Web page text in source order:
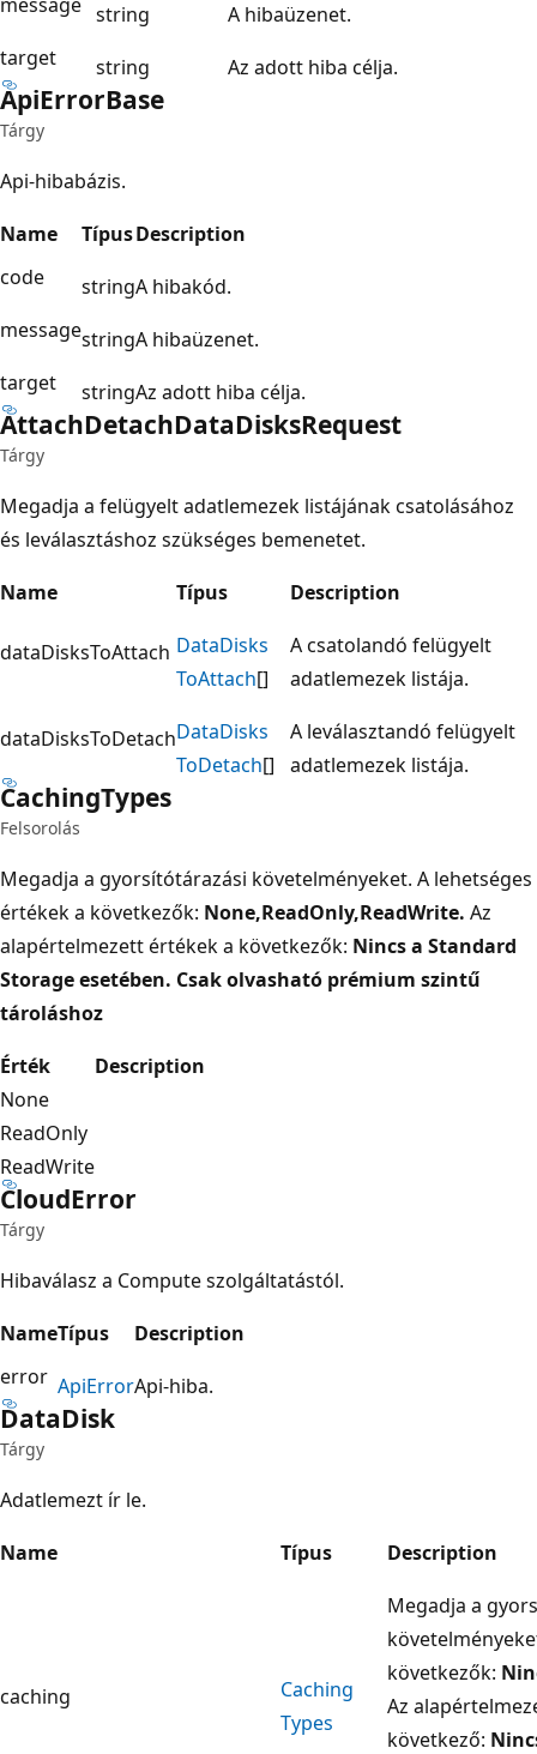
string
A hibaüzenet.
target
string Az adott hiba célja.
ApiErrorBase
Tárgy
Api-hibabázis.
Name
TípusDescription
code
stringA hibakód.
messagestringA hibaüzenet.
target
stringAz adott hiba célja.
AttachDetachDataDisksRequest
Tárgy
Megadja a felügyelt adatlemezek listájának csatolásához
és leválasztáshoz szükséges bemenetet.
Name
Típus Description
dataDisksToAttach DataDisks
ToAttach[]
A csatolandó felügyelt
adatlemezek listája.
dataDisksToDetachDataDisks
ToDetach[]
A leválasztandó felügyelt
adatlemezek listája.
CachingTypes
Felsorolás
Megadja a gyorsítótárazási követelményeket. A lehetséges
értékek a következők: None,ReadOnly,ReadWrite. Az
alapértelmezett értékek a következők: Nincs a Standard
Storage esetében. Csak olvasható prémium szintű
tároláshoz
Érték
Description
None
ReadOnly
ReadWrite
CloudError
Tárgy
Hibaválasz a Compute szolgáltatástól.
NameTípus
Description
error ApiErrorApi-hiba.
DataDisk
Tárgy
Adatlemezt ír le.
Name
Típus Description
caching
Caching
Types
Megadja a
következők:
Az
következő: